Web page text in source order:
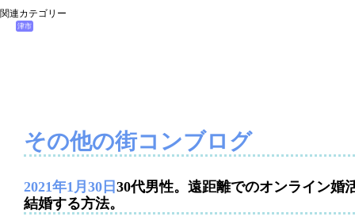
関連カテゴリー
津市
その他の街コンブログ
2021年1月30日 30代男性。遠距離でのオンライン婚
結婚する方法。